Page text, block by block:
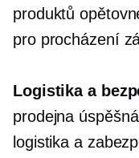
produktů
pro procházení
Logistika a
prodejna
logistika a